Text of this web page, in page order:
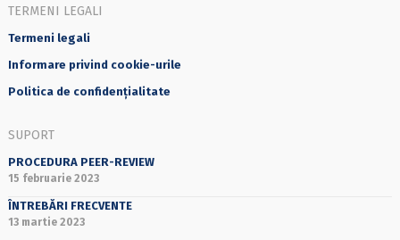
TERMENI LEGALI
Termeni legali
Informare privind cookie-urile
Politica de confidențialitate
SUPORT
PROCEDURA PEER-REVIEW
15 februarie 2023
ÎNTREBĂRI FRECVENTE
13 martie 2023